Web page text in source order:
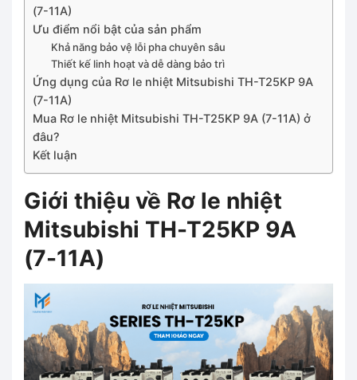
(7-11A)
Ưu điểm nổi bật của sản phẩm
Khả năng bảo vệ lỗi pha chuyên sâu
Thiết kế linh hoạt và dễ dàng bảo trì
Ứng dụng của Rơ le nhiệt Mitsubishi TH-T25KP 9A
(7-11A)
Mua Rơ le nhiệt Mitsubishi TH-T25KP 9A (7-11A) ở
đâu?
Kết luận
Giới thiệu về Rơ le nhiệt
Mitsubishi TH-T25KP 9A
(7-11A)